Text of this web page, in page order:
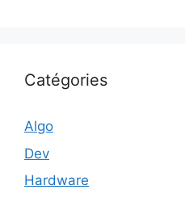
Catégories
Algo
Dev
Hardware